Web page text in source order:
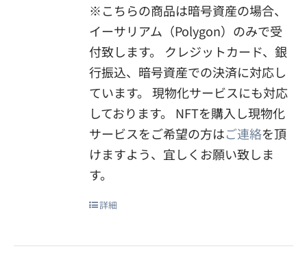
※こちらの商品は暗号資産の場合、
イーサリアム（Polygon）のみで受
付致します。 クレジットカード、銀
行振込、暗号資産での決済に対応し
ています。 現物化サービスにも対応
しております。 NFTを購入し現物化
サービスをご希望の方はご連絡を頂
けますよう、宜しくお願い致しま
す。
詳細